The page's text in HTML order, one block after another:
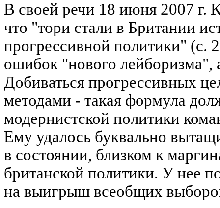
В своей речи 18 июня 2007 г.
что "тори стали в Британии
прогрессивной политики" (с.
ошибок "нового лейборизма",
Добиваться прогрессивных
методами - такая формула
модернистской политики
Ему удалось буквально
в состоянии, близком к
британской политики. У нее
на выигрыш всеобщих